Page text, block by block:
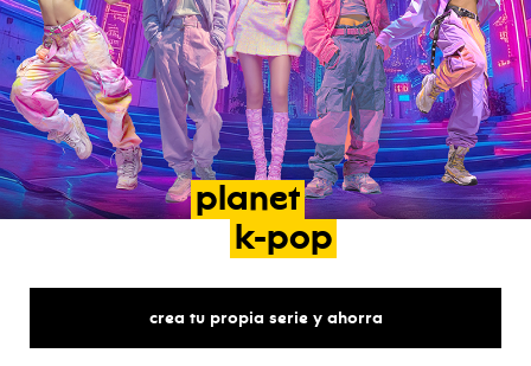
planet
k-pop
crea tu propia serie y ahorra